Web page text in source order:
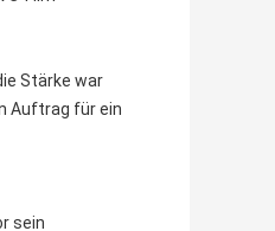
Stärke war
Auftrag für ein
sein